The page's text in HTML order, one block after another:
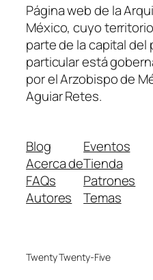
Página web de la
México, cuyo
parte de la capital del
particular está
por el Arzobispo de
Aguiar Retes.
Blog
Acerca de
FAQs
Autores
Eventos
Tienda
Patrones
Temas
Twenty Twenty-Five